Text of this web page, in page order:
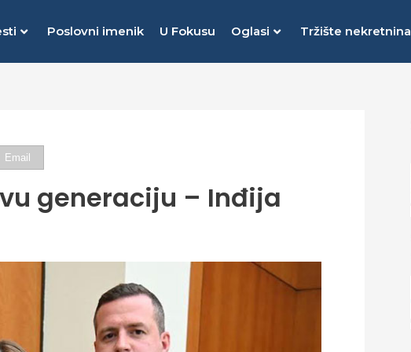
Poslovni imenik U Fokusu Oglasi Tržište nekretnina
Email
generaciju – Inđija